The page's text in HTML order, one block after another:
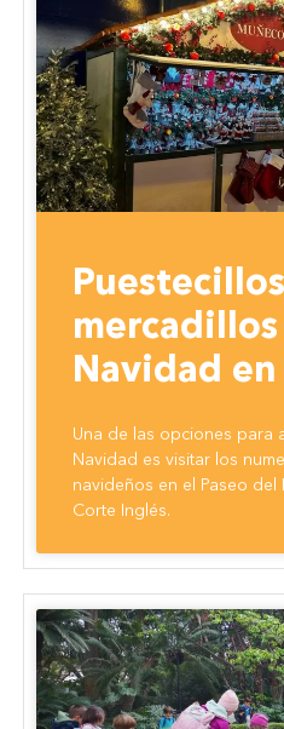
Navidad
Una de las opciones para
Navidad es visitar los
navideños en el Paseo del
Corte Inglés.